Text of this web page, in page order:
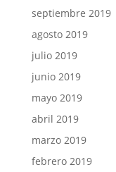
septiembre 2019
agosto 2019
julio 2019
junio 2019
mayo 2019
abril 2019
marzo 2019
febrero 2019